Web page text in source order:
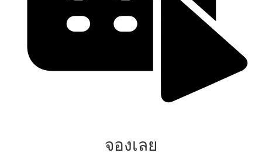
จองเลย